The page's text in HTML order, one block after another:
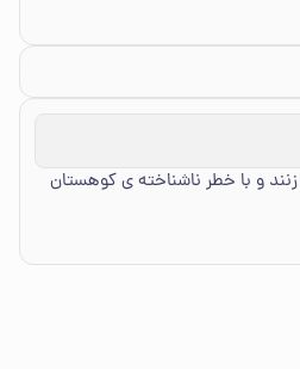
و با خطر ناشناخته ی کوهستان